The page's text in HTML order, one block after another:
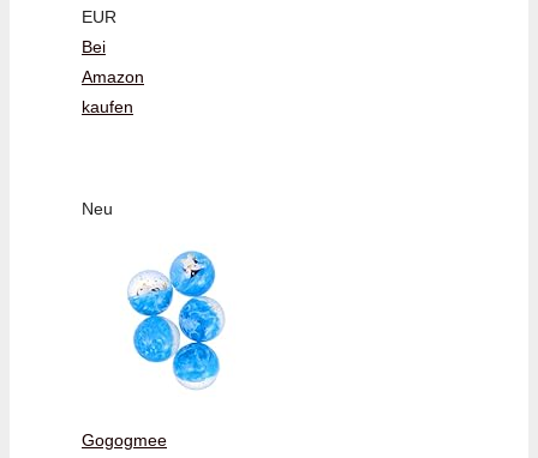
EUR
Bei
Amazon
kaufen
Neu
Gogogmee